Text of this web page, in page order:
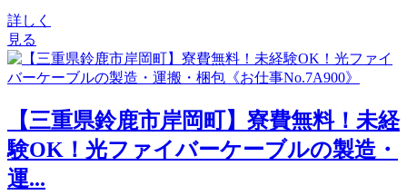
詳しく
見る
【三重県鈴鹿市岸岡町】寮費無料！未経
験OK！光ファイバーケーブルの製造・
運...